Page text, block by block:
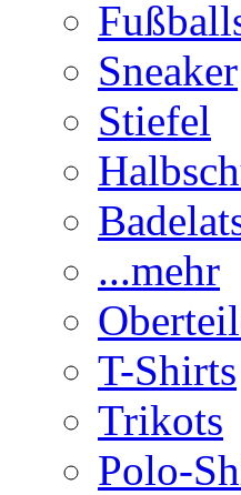
Sneaker
Stiefel
...mehr
T-Shirts
Trikots
Polo-